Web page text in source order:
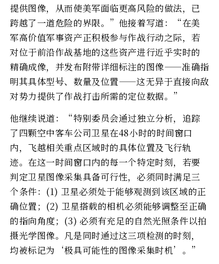
提供图像，从而使美军面临更高风险的做法，已
跨越了一道危险的界限。”他接着写道：“在美
军高价值军事资产正积极参与作战行动之际，若
对位于前沿作战基地的这些资产进行近乎实时的
精确成像，并发布附带详细标注的图像——准确指
明其具体型号、数量及位置——这无异于直接向敌
对势力提供了作战打击所需的定位数据。”
他继续说道：“特别委员会通过独立分析，追踪
了四颗空中客车公司卫星在48小时的时间窗口
内，飞越相关重点区域时的具体位置及飞行轨
迹。在这一时间窗口内的每一个特定时刻，若要
判定卫星图像采集具备可行性，必须同时满足三
个条件：(1) 卫星必须处于能够观测到该区域的正
确位置；(2) 卫星搭载的相机必须能够调整至正确
的指向角度；(3) 必须有充足的自然光照条件以拍
摄光学图像。凡是同时通过这三项检测的时刻，
均被标记为‘极具可能性的图像采集时机’。”